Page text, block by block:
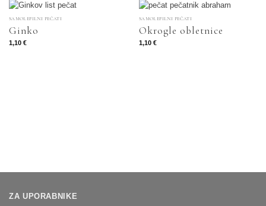
SAMOLEPILNI PEČATI
Ginko
1,10 €
SAMOLEPILNI PEČATI
Okrogle obletnice
1,10 €
ZA UPORABNIKE